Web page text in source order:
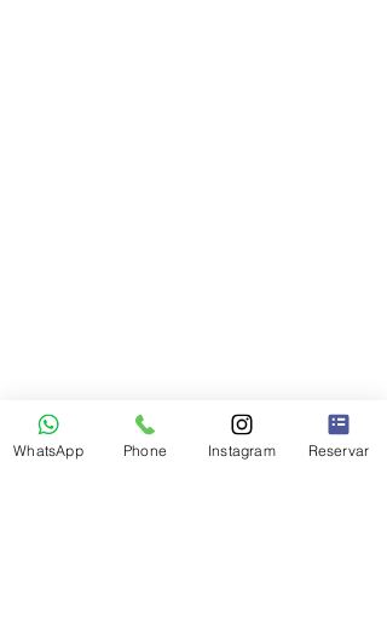
WhatsApp Phone Instagram Reservar